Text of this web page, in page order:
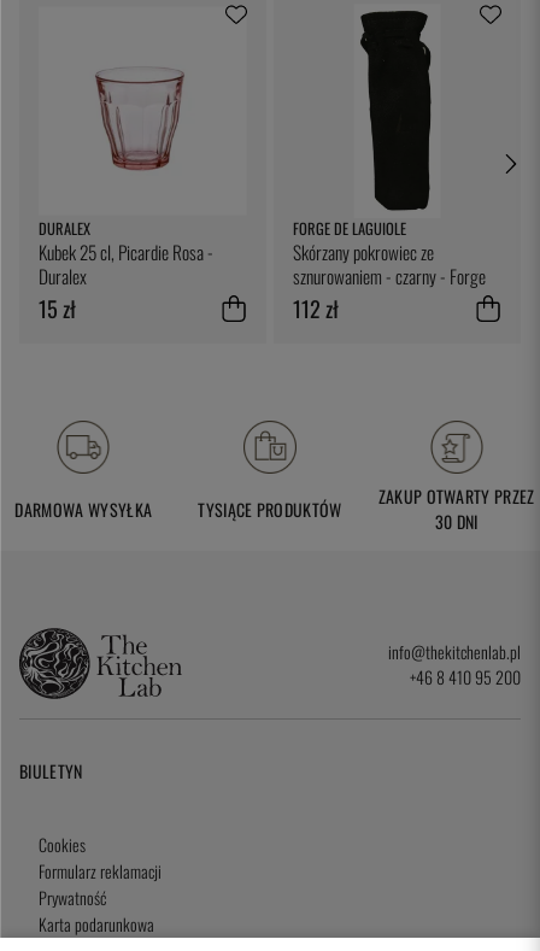
DURALEX
Kubek 25 cl, Picardie Rosa -
Duralex
15 zł
FORGE DE LAGUIOLE
Skórzany pokrowiec ze
sznurowaniem - czarny - Forge
de Laguiole
112 zł
DARMOWA WYSYŁKA TYSIĄCE PRODUKTÓW
ZAKUP OTWARTY PRZEZ
30 DNI
info@thekitchenlab.pl
+46 8 410 95 200
BIULETYN
Cookies
Formularz reklamacji
Prywatność
Karta podarunkowa